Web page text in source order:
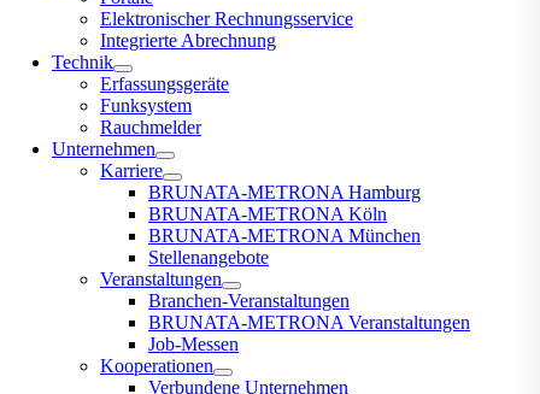
Elektronischer Rechnungsservice
Integrierte Abrechnung
Technik
Erfassungsgeräte
Funksystem
Rauchmelder
Unternehmen
Karriere
BRUNATA-METRONA Hamburg
BRUNATA-METRONA Köln
BRUNATA-METRONA München
Stellenangebote
Veranstaltungen
Branchen-Veranstaltungen
BRUNATA-METRONA Veranstaltungen
Job-Messen
Kooperationen
Verbundene Unternehmen